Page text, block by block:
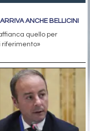
ANCHE BELLICINI
quello per
riferimento»